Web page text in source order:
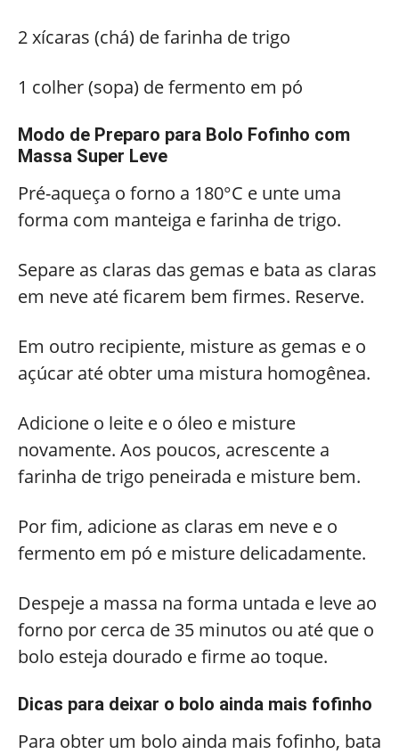
2 xícaras (chá) de farinha de trigo
1 colher (sopa) de fermento em pó
Modo de Preparo para Bolo Fofinho com
Massa Super Leve
Pré-aqueça o forno a 180°C e unte uma
forma com manteiga e farinha de trigo.
Separe as claras das gemas e bata as claras
em neve até ficarem bem firmes. Reserve.
Em outro recipiente, misture as gemas e o
açúcar até obter uma mistura homogênea.
Adicione o leite e o óleo e misture
novamente. Aos poucos, acrescente a
farinha de trigo peneirada e misture bem.
Por fim, adicione as claras em neve e o
fermento em pó e misture delicadamente.
Despeje a massa na forma untada e leve ao
forno por cerca de 35 minutos ou até que o
bolo esteja dourado e firme ao toque.
Dicas para deixar o bolo ainda mais fofinho
Para obter um bolo ainda mais fofinho, bata